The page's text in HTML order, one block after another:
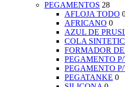
PEGAMENTOS 28
AFLOJA TODO
AFRICANO 0
AZUL DE
COLA
FORMADOR
PEGAMENTO
PEGAMENTO
PEGATANKE 0